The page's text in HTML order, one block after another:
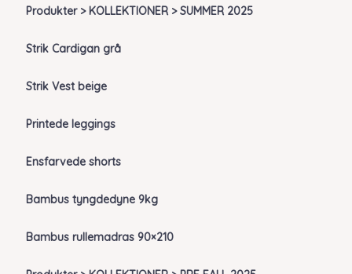
Produkter > KOLLEKTIONER > SUMMER 2025
Strik Cardigan grå
Strik Vest beige
Printede leggings
Ensfarvede shorts
Bambus tyngdedyne 9kg
Bambus rullemadras 90×210